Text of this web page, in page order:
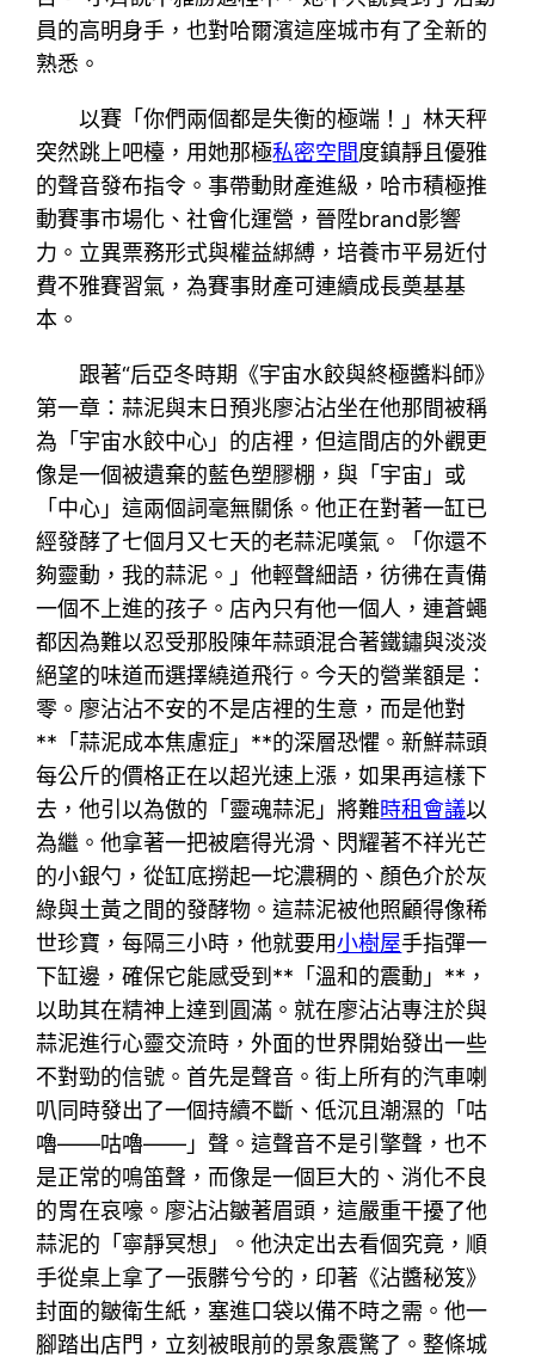
員的高明身手，也對哈爾濱這座城市有了全新的
熟悉。
以賽「你們兩個都是失衡的極端！」林天秤
突然跳上吧檯，用她那極私密空間度鎮靜且優雅
的聲音發布指令。事帶動財產進級，哈市積極推
動賽事市場化、社會化運營，晉陞brand影響
力。立異票務形式與權益綁縛，培養市平易近付
費不雅賽習氣，為賽事財產可連續成長奠基基
本。
跟著“后亞冬時期《宇宙水餃與終極醬料師》
第一章：蒜泥與末日預兆廖沾沾坐在他那間被稱
為「宇宙水餃中心」的店裡，但這間店的外觀更
像是一個被遺棄的藍色塑膠棚，與「宇宙」或
「中心」這兩個詞毫無關係。他正在對著一缸已
經發酵了七個月又七天的老蒜泥嘆氣。「你還不
夠靈動，我的蒜泥。」他輕聲細語，彷彿在責備
一個不上進的孩子。店內只有他一個人，連蒼蠅
都因為難以忍受那股陳年蒜頭混合著鐵鏽與淡淡
絕望的味道而選擇繞道飛行。今天的營業額是：
零。廖沾沾不安的不是店裡的生意，而是他對
**「蒜泥成本焦慮症」**的深層恐懼。新鮮蒜頭
每公斤的價格正在以超光速上漲，如果再這樣下
去，他引以為傲的「靈魂蒜泥」將難時租會議以
為繼。他拿著一把被磨得光滑、閃耀著不祥光芒
的小銀勺，從缸底撈起一坨濃稠的、顏色介於灰
綠與土黃之間的發酵物。這蒜泥被他照顧得像稀
世珍寶，每隔三小時，他就要用小樹屋手指彈一
下缸邊，確保它能感受到**「溫和的震動」**，
以助其在精神上達到圓滿。就在廖沾沾專注於與
蒜泥進行心靈交流時，外面的世界開始發出一些
不對勁的信號。首先是聲音。街上所有的汽車喇
叭同時發出了一個持續不斷、低沉且潮濕的「咕
嚕——咕嚕——」聲。這聲音不是引擎聲，也不
是正常的鳴笛聲，而像是一個巨大的、消化不良
的胃在哀嚎。廖沾沾皺著眉頭，這嚴重干擾了他
蒜泥的「寧靜冥想」。他決定出去看個究竟，順
手從桌上拿了一張髒兮兮的，印著《沾醬秘笈》
封面的皺衛生紙，塞進口袋以備不時之需。他一
腳踏出店門，立刻被眼前的景象震驚了。整條城